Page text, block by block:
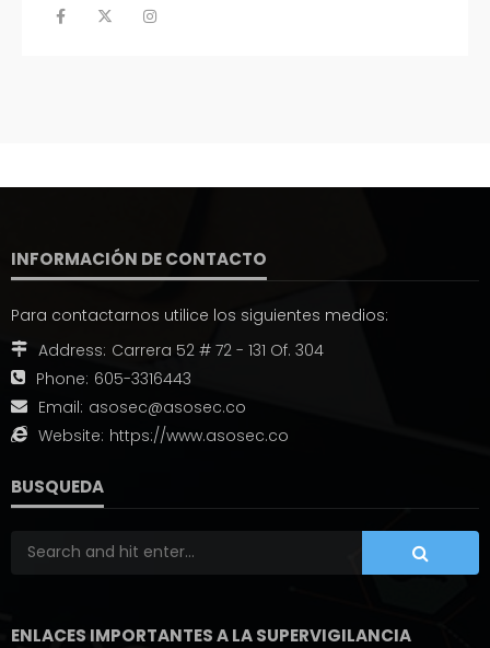
INFORMACIÓN DE CONTACTO
Para contactarnos utilice los siguientes medios:
Address: Carrera 52 # 72 - 131 Of. 304
Phone: 605-3316443
Email: asosec@asosec.co
Website: https://www.asosec.co
BUSQUEDA
ENLACES IMPORTANTES A LA SUPERVIGILANCIA